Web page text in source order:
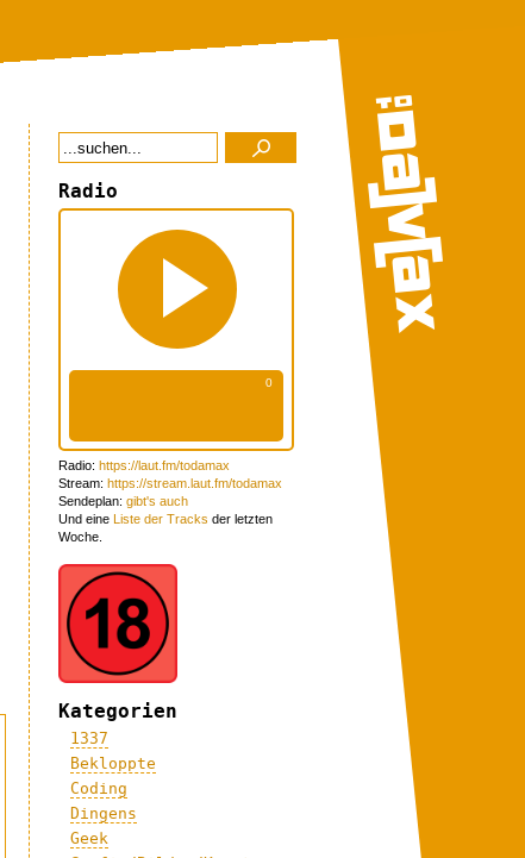
Radio
Radio: https://laut.fm/todamax
Stream: https://stream.laut.fm/todamax
Sendeplan: gibt's auch
Und eine Liste der Tracks der letzten
Woche.
Kategorien
1337
Bekloppte
Coding
Dingens
Geek